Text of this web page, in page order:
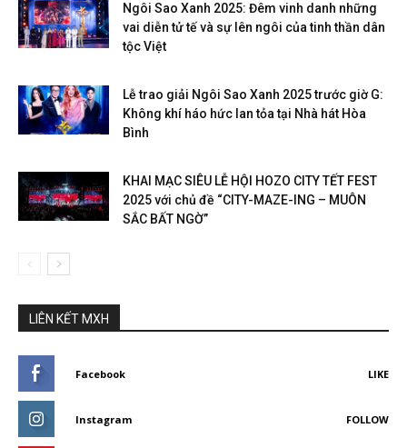
Ngôi Sao Xanh 2025: Đêm vinh danh những
vai diễn tử tế và sự lên ngôi của tinh thần dân
tộc Việt
Lễ trao giải Ngôi Sao Xanh 2025 trước giờ G:
Không khí háo hức lan tỏa tại Nhà hát Hòa
Bình
KHAI MẠC SIÊU LỄ HỘI HOZO CITY TẾT FEST
2025 với chủ đề “CITY-MAZE-ING – MUÔN
SẮC BẤT NGỜ”
LIÊN KẾT MXH
Facebook LIKE
Instagram FOLLOW